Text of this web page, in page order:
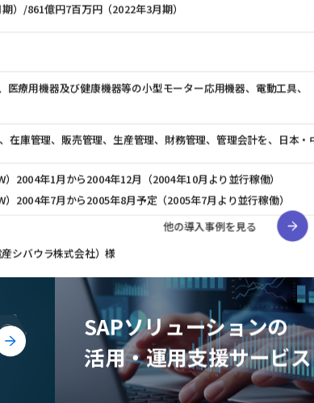
）/861億円7百万円（2022年3月期）
医療用機器及び健康機器等の小型モーター応用機器、電動工具、
在庫管理、販売管理、生産管理、財務管理、管理会計を、日本
）2004年1月から2004年12月（2004年10月より並行稼働）
）2004年7月から2005年8月予定（2005年7月より並行稼働）
他の導入事例を見る
シバウラ株式会社）様
SAPソリューションの
活用・運用支援サービス